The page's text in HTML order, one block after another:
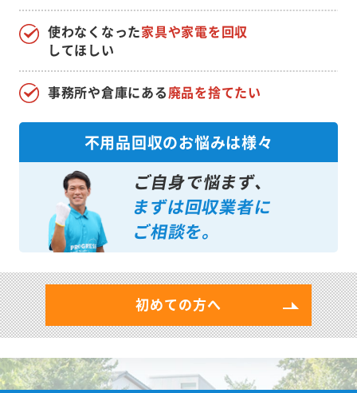
使わなくなった家具や家電を回収
してほしい
事務所や倉庫にある廃品を捨てたい
不用品回収のお悩みは様々
ご自身で悩まず、
まずは回収業者に
ご相談を。
初めての方へ